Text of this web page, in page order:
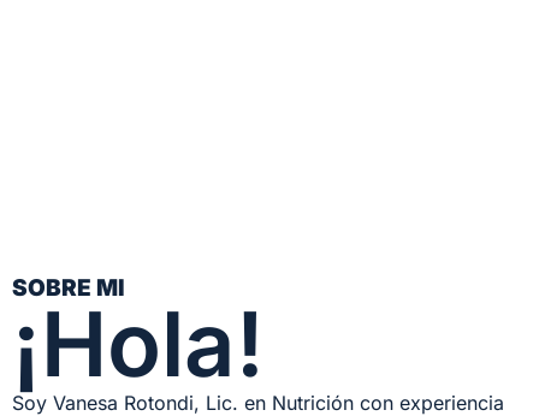
SOBRE MI
¡Hola!
Soy Vanesa Rotondi, Lic. en Nutrición con experiencia